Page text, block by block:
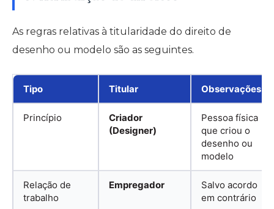
As regras relativas à titularidade do direito de
desenho ou modelo são as seguintes.
Tipo Titular Observações
Princípio
Criador
(Designer)
Pessoa física
que criou o
desenho ou
modelo
Relação de
trabalho
Empregador
Salvo acordo
em contrário